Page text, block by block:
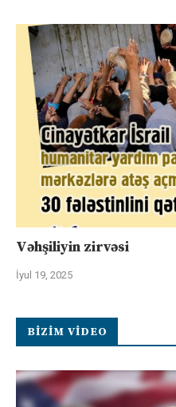
Vəhşiliyin zirvəsi
İyul 19, 2025
BIZIM VIDEO